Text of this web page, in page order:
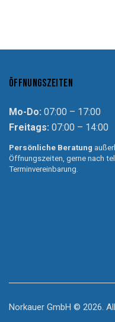
ÖFFNUNGSZEITEN
Mo-Do: 07:00 – 17:00
Freitags: 07:00 – 14:00
Persönliche Beratung
Öffnungszeiten, gerne nach
Terminvereinbarung.
Norkauer GmbH © 2026.